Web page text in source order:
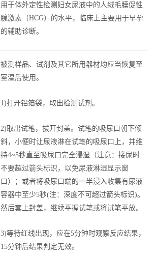
用于体外定性检测妇女尿液中的人绒毛膜促性
腺激素（HCG）的水平，临床上主要用于早孕
的辅助诊断。
被测样品、试剂及其它所用器材均应当恢复至
室温后使用。
1)打开铝箔袋，取出检测试剂。
2)取出试笔，拔开封盖。试笔的吸尿口朝下倾
斜，小便时让尿液淋在试笔的吸尿口上，并维
持4~5秒直至吸尿口完全浸湿（注意：接尿时
不要超过箭头标识，以免尿液淋湿显示窗
口）；或者将吸尿口端的一半浸入收集有尿液
容器中至少5秒(注：深度不可超过箭头标识)。
然后套上封盖，继续平握试笔或将试笔平放。
3)等待红线出现，应在5分钟时观察反应结果，
15分钟后结果判定无效。